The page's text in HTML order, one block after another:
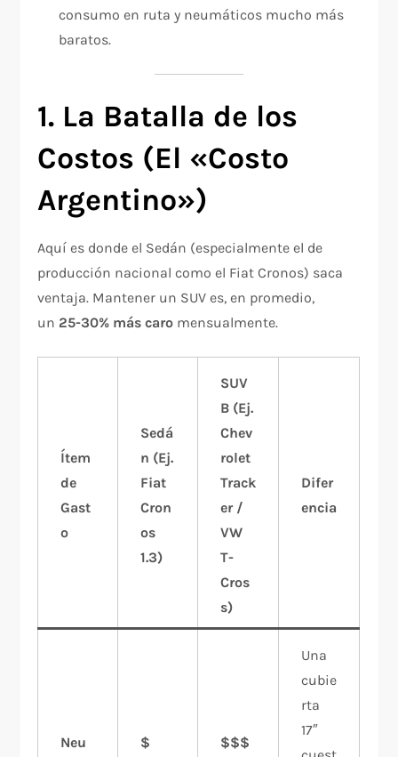
consumo en ruta y neumáticos mucho más
baratos.
1. La Batalla de los
Costos (El «Costo
Argentino»)
Aquí es donde el Sedán (especialmente el de
producción nacional como el Fiat Cronos) saca
ventaja. Mantener un SUV es, en promedio,
un 25-30% más caro mensualmente.
Ítem
de
Gast
o
Sedá
n (Ej.
Fiat
Cron
os
1.3)
SUV
B (Ej.
Chev
rolet
Track
er /
VW
T-
Cros
s)
Difer
encia
Neu
$
$$$
Una
cubie
rta
17″